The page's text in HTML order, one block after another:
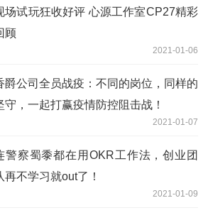
场试玩狂收好评 心源工作室CP27精彩
顾
2021-01-06
爵公司全员战疫：不同的岗位，同样的
守，一起打赢疫情防控阻击战！
2021-01-07
警察蜀黍都在用OKR工作法，创业团
再不学习就out了！
2021-01-09